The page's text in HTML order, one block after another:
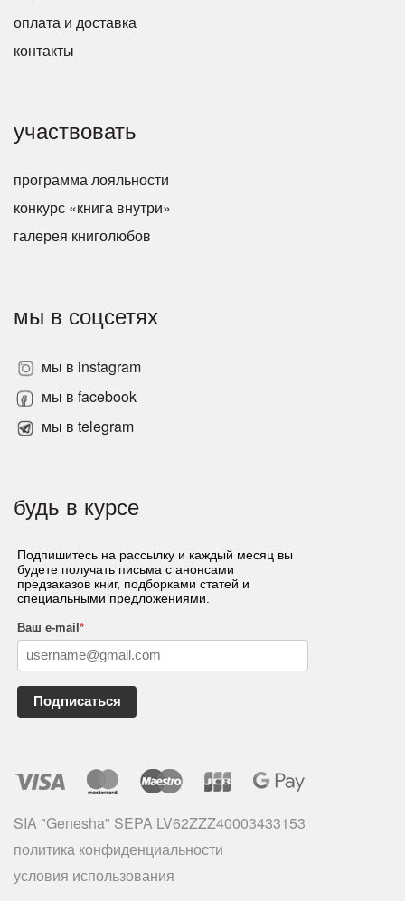
оплата и доставка
контакты
участвовать
программа лояльности
конкурс «книга внутри»
галерея книголюбов
мы в соцсетях
мы в instagram
мы в facebook
мы в telegram
будь в курсе
Подпишитесь на рассылку и каждый месяц вы
будете получать письма с анонсами
предзаказов книг, подборками статей и
специальными предложениями.
Ваш e-mail *
Подписаться
SIA "Genesha" SEPA LV62ZZZ40003433153
политика конфиденциальности
условия использования